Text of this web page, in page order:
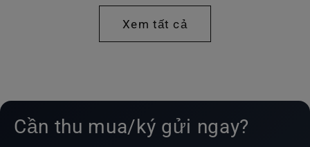
Xem tất cả
Cần thu mua/ký gửi ngay?